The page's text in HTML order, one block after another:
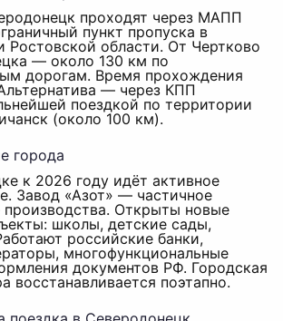
проходят через МАПП
пункт пропуска в
Ростовской области. От Чертково
— около 130 км по
дорогам. Время прохождения
— через КПП
поездкой по территории
(около 100 км).
города
к 2026 году идёт активное
Завод «Азот» — частичное
производства. Открыты новые
школы, детские сады,
российские банки,
многофункциональные
документов РФ. Городская
восстанавливается поэтапно.